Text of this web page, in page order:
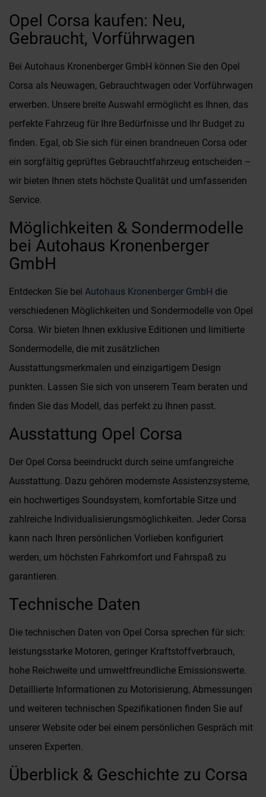
Opel Corsa kaufen: Neu,
Gebraucht, Vorführwagen
Bei Autohaus Kronenberger GmbH können Sie den Opel
Corsa als Neuwagen, Gebrauchtwagen oder Vorführwagen
erwerben. Unsere breite Auswahl ermöglicht es Ihnen, das
perfekte Fahrzeug für Ihre Bedürfnisse und Ihr Budget zu
finden. Egal, ob Sie sich für einen brandneuen Corsa oder
ein sorgfältig geprüftes Gebrauchtfahrzeug entscheiden –
wir bieten Ihnen stets höchste Qualität und umfassenden
Service.
Möglichkeiten & Sondermodelle
bei Autohaus Kronenberger
GmbH
Entdecken Sie bei Autohaus Kronenberger GmbH die
verschiedenen Möglichkeiten und Sondermodelle von Opel
Corsa. Wir bieten Ihnen exklusive Editionen und limitierte
Sondermodelle, die mit zusätzlichen
Ausstattungsmerkmalen und einzigartigem Design
punkten. Lassen Sie sich von unserem Team beraten und
finden Sie das Modell, das perfekt zu Ihnen passt.
Ausstattung Opel Corsa
Der Opel Corsa beeindruckt durch seine umfangreiche
Ausstattung. Dazu gehören modernste Assistenzsysteme,
ein hochwertiges Soundsystem, komfortable Sitze und
zahlreiche Individualisierungsmöglichkeiten. Jeder Corsa
kann nach Ihren persönlichen Vorlieben konfiguriert
werden, um höchsten Fahrkomfort und Fahrspaß zu
garantieren.
Technische Daten
Die technischen Daten von Opel Corsa sprechen für sich:
leistungsstarke Motoren, geringer Kraftstoffverbrauch,
hohe Reichweite und umweltfreundliche Emissionswerte.
Detaillierte Informationen zu Motorisierung, Abmessungen
und weiteren technischen Spezifikationen finden Sie auf
unserer Website oder bei einem persönlichen Gespräch mit
unseren Experten.
Überblick & Geschichte zu Corsa